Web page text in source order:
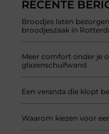
RECENTE
Broodjes laten
broodjeszaak in
Meer comfort onder je
glazenschuifwand
Een veranda die klopt
Waarom kiezen voor